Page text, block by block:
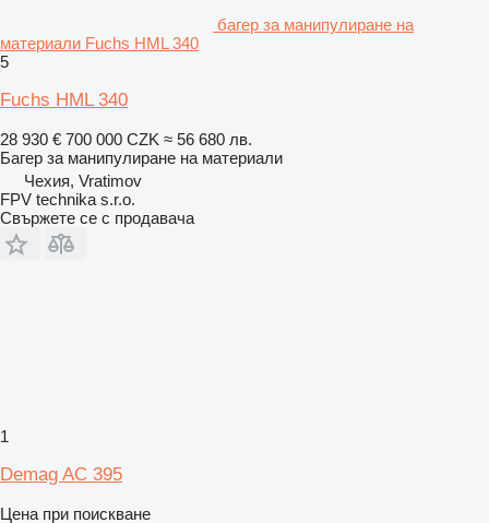
багер за манипулиране на
материали Fuchs HML 340
5
Fuchs HML 340
28 930 € 700 000 CZK ≈ 56 680 лв.
Багер за манипулиране на материали
Чехия, Vratimov
FPV technika s.r.o.
Свържете се с продавача
1
Demag AC 395
Цена при поискване